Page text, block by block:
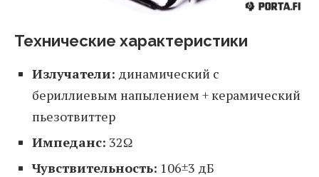
Технические характеристики
Излучатели: динамический с
бериллиевым напылением + керамический
пьезотвиттер
Импеданс: 32Ω
Чувствительность: 106±3 дБ